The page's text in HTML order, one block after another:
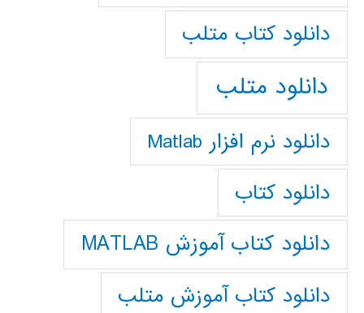
دانلود كتاب متلب
دانلود متلب
دانلود نرم افزار Matlab
دانلود کتاب
دانلود کتاب آموزش MATLAB
دانلود کتاب آموزش متلب